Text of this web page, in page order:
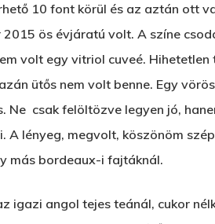
10 font körül és az aztán ott
ös évjáratú volt. A színe
volt egy vitriol cuveé.
ütős nem volt benne. Egy
Ne csak felöltözve legyen jó,
A lényeg, megvolt, köszönöm
más bordeaux-i fajtáknál.
igazi angol tejes teánál, cukor